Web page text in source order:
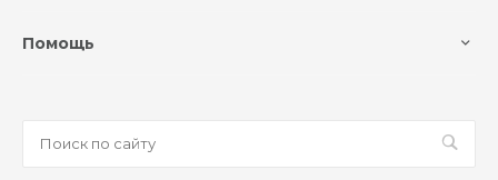
Помощь